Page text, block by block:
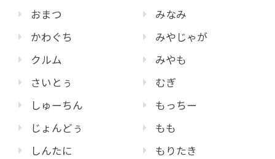
おまつ
かわぐち
クルム
さいとぅ
しゅーちん
じょんどぅ
しんたに
みなみ
みやじゃが
みやも
むぎ
もっちー
もも
もりたき